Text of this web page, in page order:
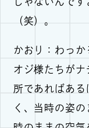
（笑）。
かおり：わっか
オジ様たちが
所であればある
く、当時の姿